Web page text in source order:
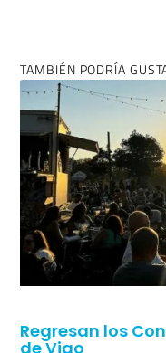
Regresan los
de Vigo
5 agosto, 2026